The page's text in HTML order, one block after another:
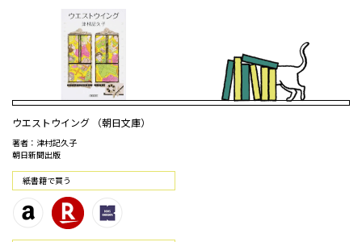
ウエストウイング （朝日文庫）
著者：津村記久子
朝日新聞出版
紙書籍で買う